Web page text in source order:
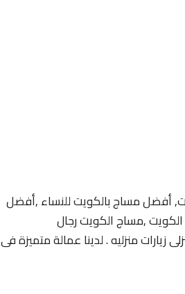
أفضل مساج بالكويت للنساء ,أفضل
منزليه . لدينا عمالة متميزة فى